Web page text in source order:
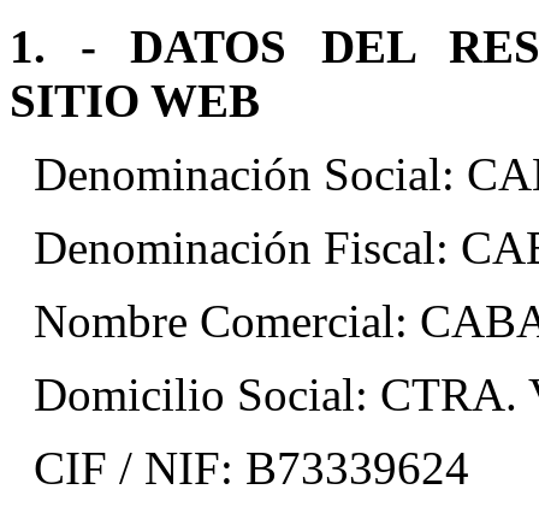
1. - DATOS DEL
SITIO WEB
Denominación Social:
Denominación Fiscal:
Nombre Comercial:
Domicilio Social:
CIF / NIF: B73339624